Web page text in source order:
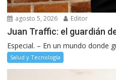
agosto 5, 2026 Editor
Juan Traffic: el guardián
Especial. – En un mundo donde
Salud y Tecnología